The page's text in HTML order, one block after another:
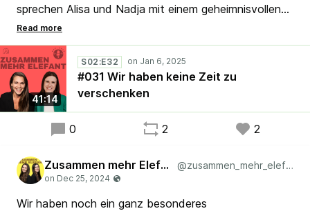
sprechen Alisa und Nadja mit einem geheimnisvollen
Special Guest über vergessene Routinen, die 30 Jahre
später in der japanischen Automobilindustrie
wiederentdeckt wurden. 💡 Erfahre, welche
historischen Ansätze heute noch wirken.
Darüber hinaus, hol dir einen Impuls für dein
Neujahrsritual! 🌟
41:14
S02:E32
#031 Wir haben keine Zeit zu
verschenken
0 2 2
Zusammen mehr Elefant @zusammen_mehr_elefant
Wir haben noch ein ganz besonderes